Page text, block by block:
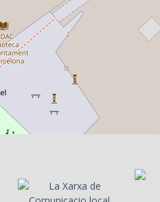
telefònicament,
erròniament, al
programa i informa del
fitxatge d'Allan Harris
com a nou entrenador
de l'Espanyol